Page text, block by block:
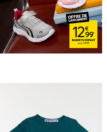
aux favoris
rapide